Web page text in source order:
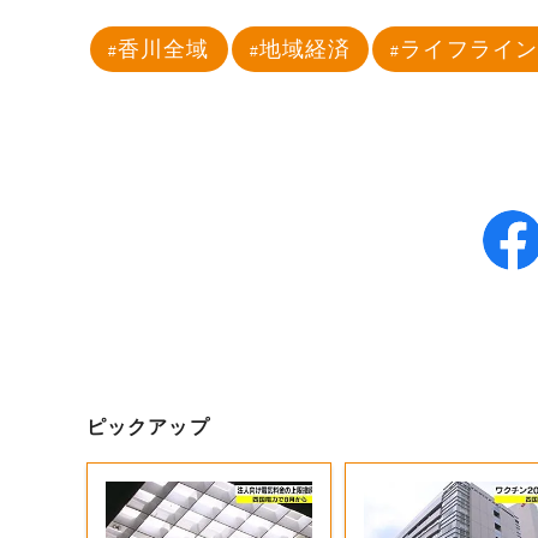
香川全域 地域経済 ライフライ
ピックアップ